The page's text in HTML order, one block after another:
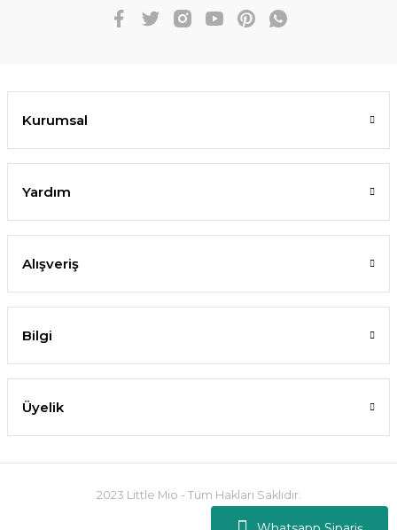
Kurumsal
Yardım
Alışveriş
Bilgi
Üyelik
2023 Little Mio - Tüm Hakları Saklıdır.